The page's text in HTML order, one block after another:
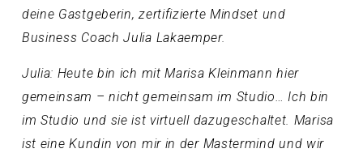
deine Gastgeberin, zertifizierte Mindset und
Business Coach Julia Lakaemper.
Julia: Heute bin ich mit Marisa Kleinmann hier
gemeinsam – nicht gemeinsam im Studio… Ich bin
im Studio und sie ist virtuell dazugeschaltet. Marisa
ist eine Kundin von mir in der Mastermind und wir